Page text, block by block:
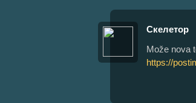
Скелетор
Može nova
https://